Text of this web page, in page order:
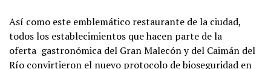
Así como este emblemático restaurante de la ciudad,
todos los establecimientos que hacen parte de la
oferta gastronómica del Gran Malecón y del Caimán del
Río convirtieron el nuevo protocolo de bioseguridad en